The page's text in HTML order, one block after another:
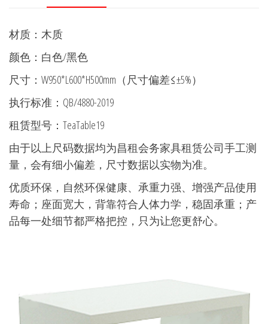
材质：木质
颜色：白色/黑色
尺寸：W950*L600*H500mm（尺寸偏差≤±5%）
执行标准：QB/4880-2019
租赁型号：TeaTable19
由于以上尺码数据均为昌租会务家具租赁公司手工测
量，会有细小偏差，尺寸数据以实物为准。
优质环保，自然环保健康、承重力强、增强产品使用
寿命；座面宽大，背靠符合人体力学，稳固承重；产
品每一处细节都严格把控，只为让您更舒心。